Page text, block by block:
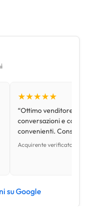
★★★★★
“Ottimo venditore,
conversazioni e con
convenienti.
Acquirente verificato •
su Google